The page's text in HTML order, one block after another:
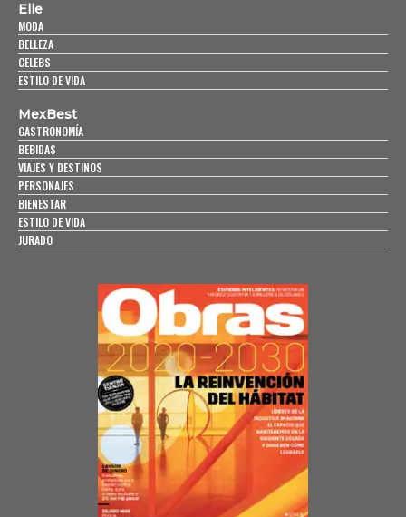
Elle
MODA
BELLEZA
CELEBS
ESTILO DE VIDA
MexBest
GASTRONOMÍA
BEBIDAS
VIAJES Y DESTINOS
PERSONAJES
BIENESTAR
ESTILO DE VIDA
JURADO